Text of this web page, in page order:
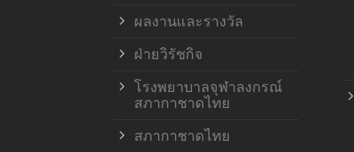
ผลงานและรางวัล
ฝ่ายวิรัชกิจ
โรงพยาบาลจุฬาลงกรณ์
สภากาชาดไทย
สภากาชาดไทย